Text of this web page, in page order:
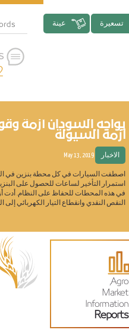
تسعيرة عينة
يواجه السودان أزمة
أزمة السيولة
الاخبار May 13, 2019
اصطفت السيارات في كل محطة بنزين في
استمرار التأخير لساعات للحصول على
في هذه المحطات للحفاظ على النظام. أدت
النقص النقدي وانقطاع التيار الكهربائي إلى
Agro,
Market
Information
Reports